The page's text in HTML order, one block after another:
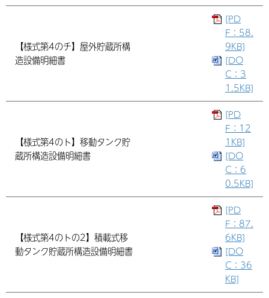
【様式第4のチ】屋外貯蔵所構
造設備明細書
[PD
F：58.
9KB]
[DO
C：3
1.5KB]
【様式第4のト】移動タンク貯
蔵所構造設備明細書
[PD
F：12
1KB]
[DO
C：6
0.5KB]
【様式第4のトの2】積載式移
動タンク貯蔵所構造設備明細書
[PD
F：87.
6KB]
[DO
C：36
KB]